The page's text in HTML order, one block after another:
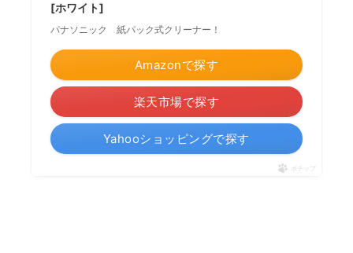
[ホワイト]
パナソニック 紙パック式クリーナー！
Amazonで探す
楽天市場で探す
Yahooショッピングで探す
ポチップ